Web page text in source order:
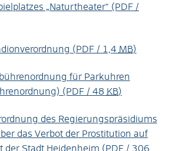
„Naturtheater“ (PDF /
(PDF / 1,4 MB)
für Parkuhren
(PDF / 48 KB)
des Regierungspräsidiums
das Verbot der Prostitution auf
der Stadt Heidenheim (PDF / 306